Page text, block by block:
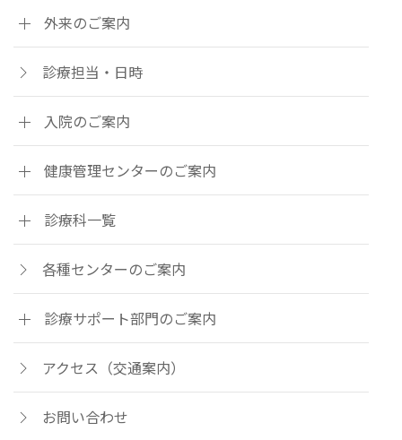
外来のご案内
診療担当・日時
入院のご案内
健康管理センターのご案内
診療科一覧
各種センターのご案内
診療サポート部門のご案内
アクセス（交通案内）
お問い合わせ